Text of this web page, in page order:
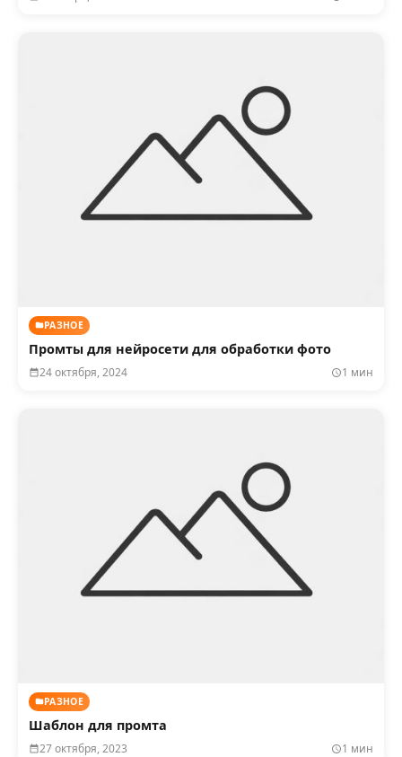
РАЗНОЕ
Промты для нейросети для обработки фото
24 октября, 2024 1 мин
РАЗНОЕ
Шаблон для промта
27 октября, 2023 1 мин